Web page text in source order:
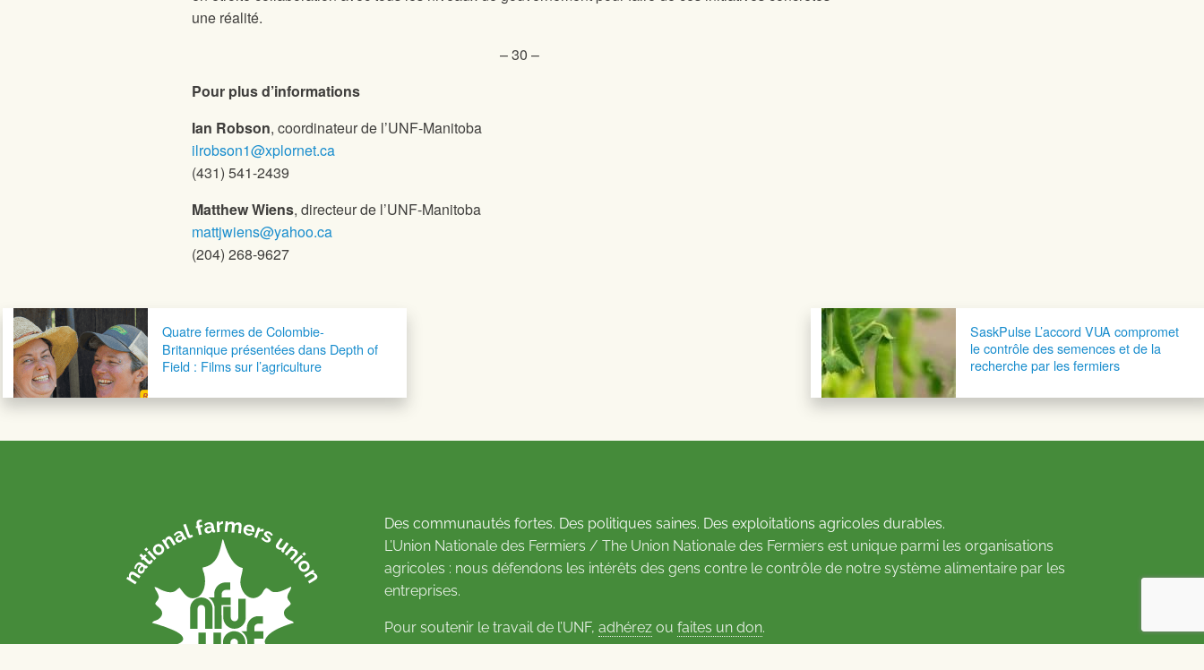
une réalité.
– 30 –
Pour plus d’informations
Ian Robson, coordinateur de l’UNF-Manitoba
ilrobson1@xplornet.ca
(431) 541-2439
Matthew Wiens, directeur de l’UNF-Manitoba
mattjwiens@yahoo.ca
(204) 268-9627
Navigation postale
Quatre fermes de Colombie-
Britannique présentées dans Depth of
Field : Films sur l’agriculture
SaskPulse L’accord VUA compromet
le contrôle des semences et de la
recherche par les fermiers
Des communautés fortes. Des politiques saines. Des exploitations agricoles durables.
L’Union Nationale des Fermiers / The Union Nationale des Fermiers est unique parmi les organisations
agricoles : nous défendons les intérêts des gens contre le contrôle de notre système alimentaire par les
entreprises.
Pour soutenir le travail de l’UNF, adhérez ou faites un don.